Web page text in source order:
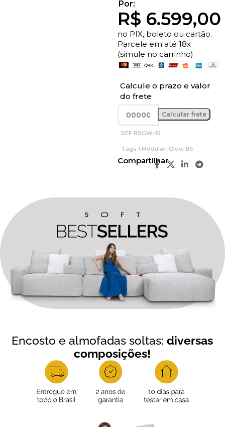
R$ 6.599,00
no PIX, boleto ou cartão.
Parcele em até 18x
(simule no carrinho)
Calcule o prazo e valor
do frete
REF BSGW-15
Tags 1 Modular, Glow BS
Compartilhar
Encosto e almofadas soltas:diversas
composições!